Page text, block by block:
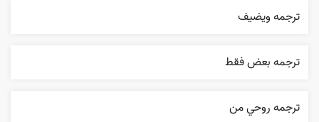
ترجمه ويضيف
ترجمه بعض فقط
ترجمه روحي من